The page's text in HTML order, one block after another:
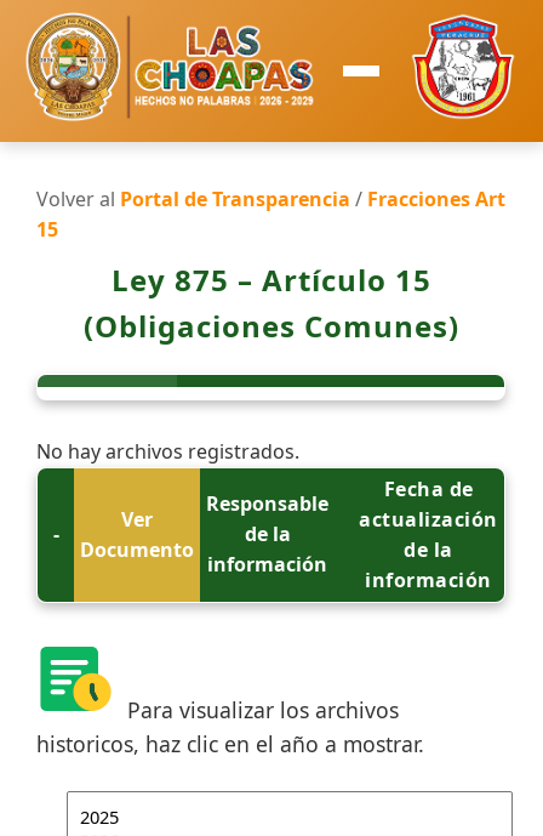
Volver al Portal de Transparencia / Fracciones Art
15
Ley 875 – Artículo 15
(Obligaciones Comunes)
No hay archivos registrados.
-
Ver
Documento
Responsable
de la
información
Fecha de
actualización
de la
información
Para visualizar los archivos
historicos, haz clic en el año a mostrar.